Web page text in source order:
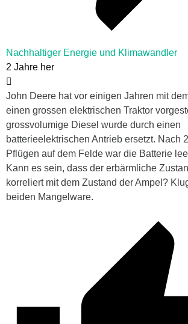
Nachhaltiger Energie und Klimawandler
2 Jahre her
John Deere hat vor einigen Jahren mit
einen grossen elektrischen Traktor
grossvolumige Diesel wurde durch einen
batterieelektrischen Antrieb ersetzt. Nach
Pflügen auf dem Felde war die Batterie
Kann es sein, dass der erbärmliche
korreliert mit dem Zustand der Ampel?
beiden Mangelware.